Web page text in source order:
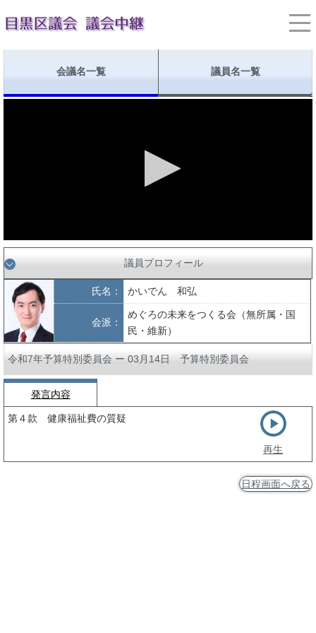
会議名一覧 議員名一覧
議員プロフィール
氏名： かいでん 和弘
会派：
めぐろの未来をつくる会（無所属・国
民・維新）
令和7年予算特別委員会 ー 03月14日 予算特別委員会
発言内容
第４款 健康福祉費の質疑
再生
日程画面へ戻る